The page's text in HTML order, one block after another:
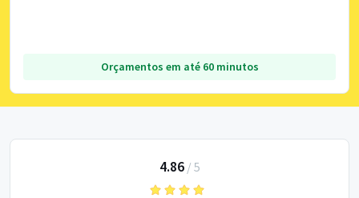
Orçamentos em até 60 minutos
4.86/ 5